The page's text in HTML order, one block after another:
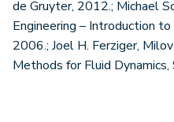
de Gruyter, 2012.; Michael
Engineering – Introduction
2006.; Joel H. Ferziger,
Methods for Fluid